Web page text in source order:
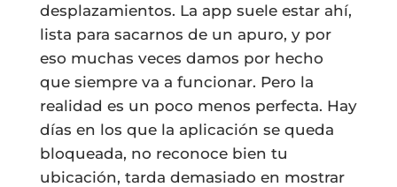
desplazamientos. La app suele estar ahí,
lista para sacarnos de un apuro, y por
eso muchas veces damos por hecho
que siempre va a funcionar. Pero la
realidad es un poco menos perfecta. Hay
días en los que la aplicación se queda
bloqueada, no reconoce bien tu
ubicación, tarda demasiado en mostrar